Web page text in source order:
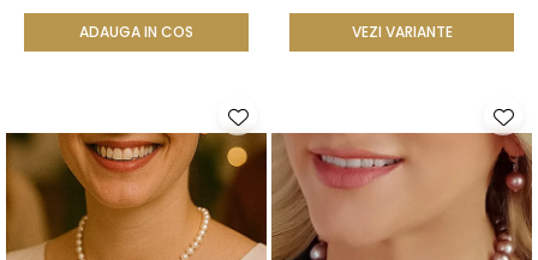
ADAUGA IN COS VEZI VARIANTE